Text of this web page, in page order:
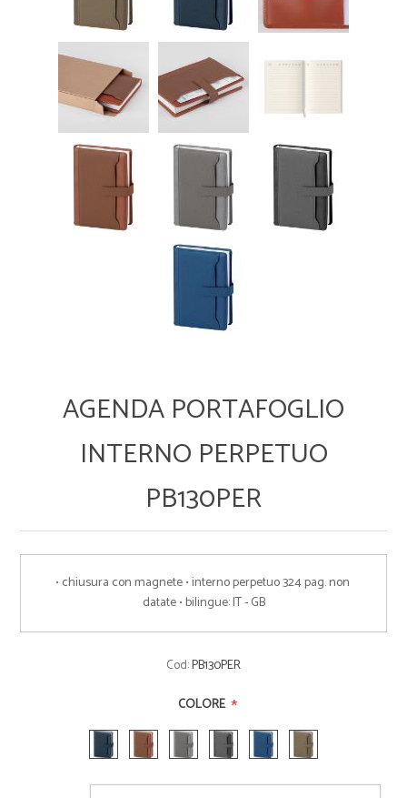
AGENDA PORTAFOGLIO
INTERNO PERPETUO
PB130PER
• chiusura con magnete • interno perpetuo 324 pag. non
datate • bilingue: IT - GB
Cod:PB130PER
COLORE *